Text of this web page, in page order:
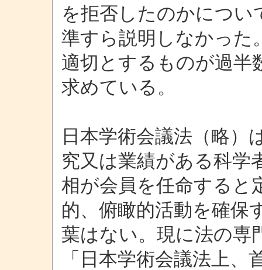
を拒否したのかについ
準すら説明しなかった
適切とするものが過半
求めている。
日本学術会議法（略）
究又は業績がある科学
相が会員を任命すると
的、俯瞰的活動を確保
葉はない。現に法の専
「日本学術会議法上